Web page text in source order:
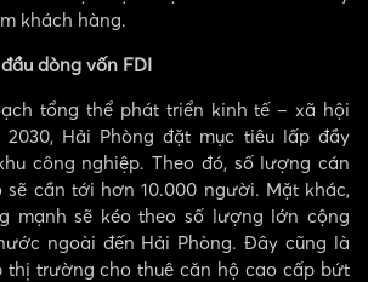
khách hàng.
dòng vốn FDI
tổng thể phát triển kinh tế – xã hội
Hải Phòng đặt mục tiêu lấp đầy
công nghiệp. Theo đó, số lượng cán
sẽ cần tới hơn 10.000 người. Mặt khác,
mạnh sẽ kéo theo số lượng lớn cộng
ngoài đến Hải Phòng. Đây cũng là
trường cho thuê căn hộ cao cấp bứt